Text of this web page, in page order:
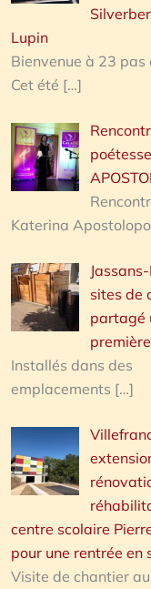
Lupin
Bienvenue à 23 pas
Cet été […]
Katerina
sites de
partagé
Installés dans des
emplacements […]
centre scolaire
pour une rentrée en
Visite de chantier